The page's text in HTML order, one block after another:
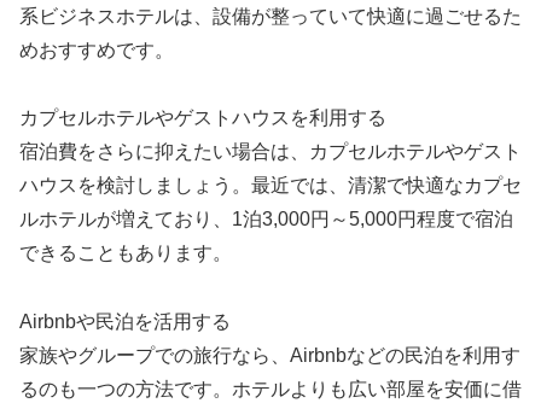
系ビジネスホテルは、設備が整っていて快適に過ごせるた
めおすすめです。
カプセルホテルやゲストハウスを利用する
宿泊費をさらに抑えたい場合は、カプセルホテルやゲスト
ハウスを検討しましょう。最近では、清潔で快適なカプセ
ルホテルが増えており、1泊3,000円～5,000円程度で宿泊
できることもあります。
Airbnbや民泊を活用する
家族やグループでの旅行なら、Airbnbなどの民泊を利用す
るのも一つの方法です。ホテルよりも広い部屋を安価に借